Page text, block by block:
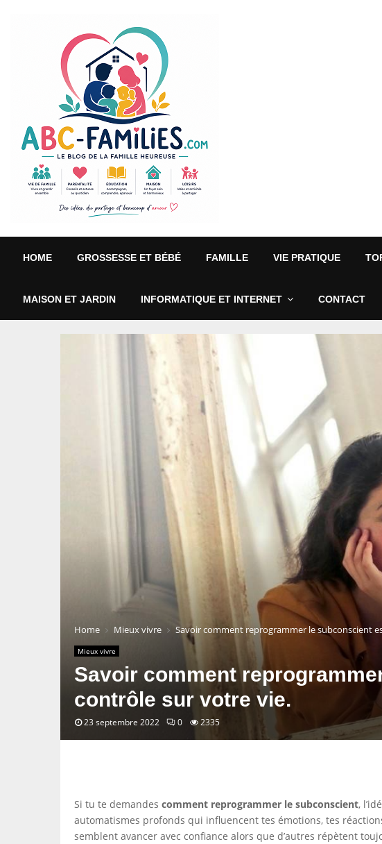
HOME GROSSESSE ET BÉBÉ FAMILLE VIE PRATIQUE
MAISON ET JARDIN INFORMATIQUE ET INTERNET CONTACT
Home Mieux vivre Savoir comment reprogrammer le subconscient
Mieux vivre
Savoir comment
contrôle sur votre vie.
23 septembre 2022 0 2335
Si tu te demandes comment reprogrammer le subconscient,
automatismes profonds qui influencent tes émotions, tes
semblent avancer avec confiance alors que d’autres répètent